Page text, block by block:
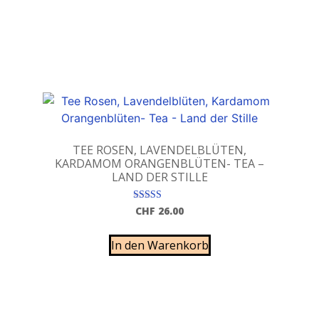
TEE ROSEN, LAVENDELBLÜTEN,
KARDAMOM ORANGENBLÜTEN- TEA –
LAND DER STILLE
Bewertet mit
5.00
CHF 26.00
In den Warenkorb